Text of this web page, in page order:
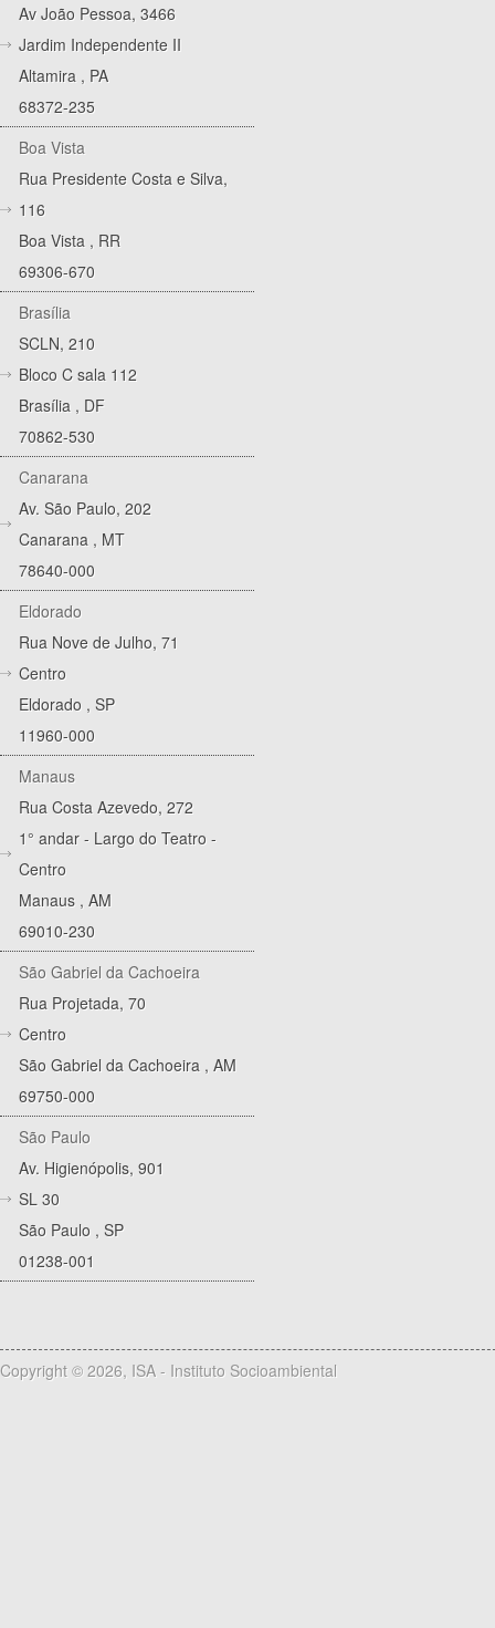
Av João Pessoa, 3466
Jardim Independente II
Altamira , PA
68372-235
Boa Vista
Rua Presidente Costa e Silva,
116
Boa Vista , RR
69306-670
Brasília
SCLN, 210
Bloco C sala 112
Brasília , DF
70862-530
Canarana
Av. São Paulo, 202
Canarana , MT
78640-000
Eldorado
Rua Nove de Julho, 71
Centro
Eldorado , SP
11960-000
Manaus
Rua Costa Azevedo, 272
1° andar - Largo do Teatro -
Centro
Manaus , AM
69010-230
São Gabriel da Cachoeira
Rua Projetada, 70
Centro
São Gabriel da Cachoeira , AM
69750-000
São Paulo
Av. Higienópolis, 901
SL 30
São Paulo , SP
01238-001
Copyright © 2026, ISA - Instituto Socioambiental